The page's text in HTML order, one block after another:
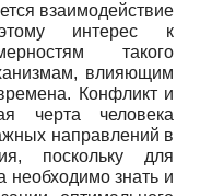
взаимодействие
интерес к
такого
влияющим
Конфликт и
черта человека
направлений в
поскольку для
необходимо знать и